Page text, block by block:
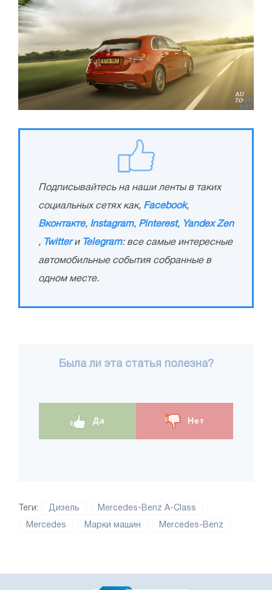
Подписывайтесь на наши ленты в таких
социальных сетях как, Facebook,
Вконтакте, Instagram, Pinterest, Yandex Zen
, Twitterи Telegram: все самые интересные
автомобильные события собранные в
одном месте.
Была ли эта статья полезна?
Да Нет
Теги: Дизель Mercedes-Benz A-Class
Mercedes Марки машин Mercedes-Benz